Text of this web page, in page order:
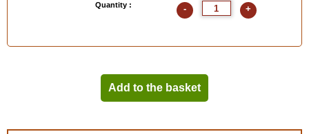
Quantity : - +
Add to the basket